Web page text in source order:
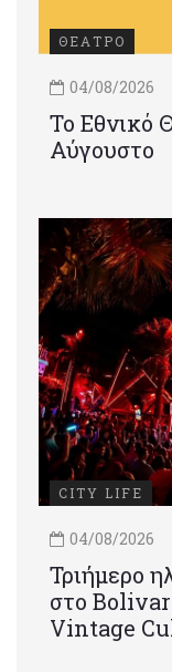
ΘΕΑΤΡΟ
04/08/2026
Το Εθνικό
Αύγουστο
CITY LIFE
04/08/2026
Τριήμερο
στο
Vintage